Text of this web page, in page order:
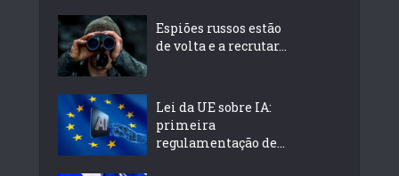
Espiões russos estão
de volta e a recrutar...
Lei da UE sobre IA:
primeira
regulamentação de...